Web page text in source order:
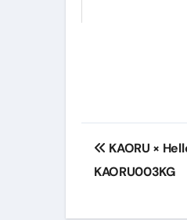
【
投
稿
KAORU ×
KAORU003KG